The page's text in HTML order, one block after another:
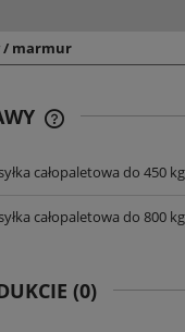
marmur
całopaletowa do 450
całopaletowa do 800
(0)